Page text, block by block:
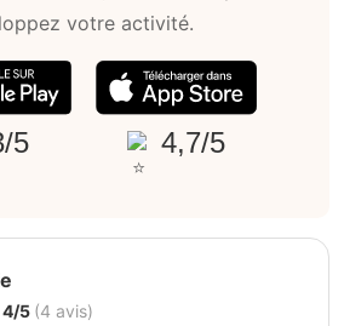
votre activité.
5 4,7/5
4/5 (4 avis)